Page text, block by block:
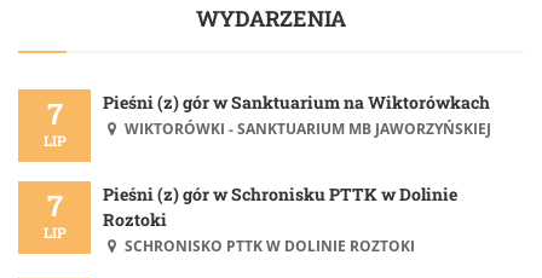
WYDARZENIA
7
LIP
Pieśni (z) gór w Sanktuarium na Wiktorówkach
WIKTORÓWKI - SANKTUARIUM MB JAWORZYŃSKIEJ
7
LIP
Pieśni (z) gór w Schronisku PTTK w Dolinie
Roztoki
SCHRONISKO PTTK W DOLINIE ROZTOKI